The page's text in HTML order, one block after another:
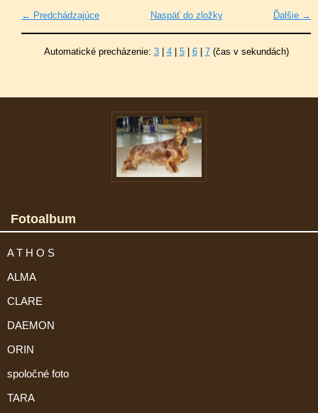
← Predchádzajúce Ďalšie →
Naspäť do zložky
Automatické precházenie: 3| 4| 5| 6| 7(čas v sekundách)
Fotoalbum
A T H O S
ALMA
CLARE
DAEMON
ORIN
spoločné foto
TARA